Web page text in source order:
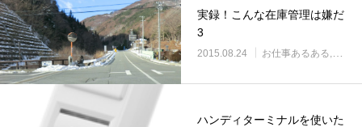
実録！こんな在庫管理は嫌だ
3
2015.08.24 お仕事あるある
ハンディターミナルを使いた